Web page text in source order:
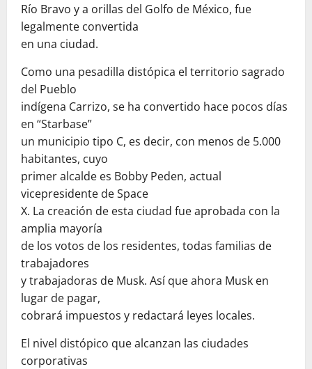
Río Bravo y a orillas del Golfo de México, fue
legalmente convertida
en una ciudad.
Como una pesadilla distópica el territorio sagrado
del Pueblo
indígena Carrizo, se ha convertido hace pocos días
en “Starbase”
un municipio tipo C, es decir, con menos de 5.000
habitantes, cuyo
primer alcalde es Bobby Peden, actual
vicepresidente de Space
X. La creación de esta ciudad fue aprobada con la
amplia mayoría
de los votos de los residentes, todas familias de
trabajadores
y trabajadoras de Musk. Así que ahora Musk en
lugar de pagar,
cobrará impuestos y redactará leyes locales.
El nivel distópico que alcanzan las ciudades
corporativas